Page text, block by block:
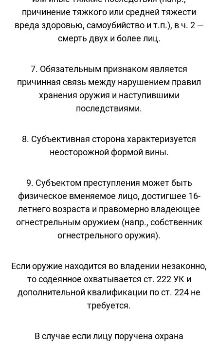
причинение тяжкого или средней тяжести
вреда здоровью, самоубийство и т.п.), в ч. 2 —
смерть двух и более лиц.
7. Обязательным признаком является
причинная связь между нарушением правил
хранения оружия и наступившими
последствиями.
8. Субъективная сторона характеризуется
неосторожной формой вины.
9. Субъектом преступления может быть
физическое вменяемое лицо, достигшее 16-
летнего возраста и правомерно владеющее
огнестрельным оружием (напр., собственник
огнестрельного оружия).
Если оружие находится во владении незаконно,
то содеянное охватывается ст. 222 УК и
дополнительной квалификации по ст. 224 не
требуется.
В случае если лицу поручена охрана